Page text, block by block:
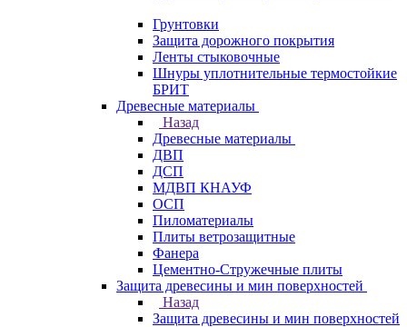
Грунтовки
Защита дорожного покрытия
Ленты стыковочные
Шнуры уплотнительные термостойкие
БРИТ
Древесные материалы
Назад
Древесные материалы
ДВП
ДСП
МДВП КНАУФ
ОСП
Пиломатериалы
Плиты ветрозащитные
Фанера
Цементно-Стружечные плиты
Защита древесины и мин поверхностей
Назад
Защита древесины и мин поверхностей